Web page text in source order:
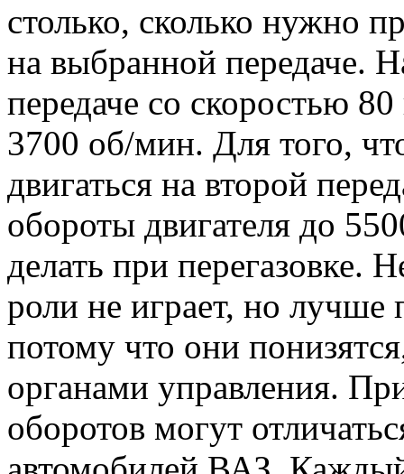
столько, сколько нужно
на выбранной передаче.
передаче со скоростью
3700 об/мин. Для того,
двигаться на второй
обороты двигателя до
делать при перегазовке.
роли не играет, но
потому что они
органами управления.
оборотов могут